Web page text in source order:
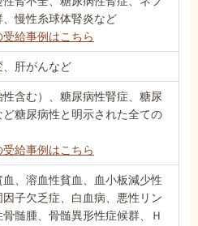
、慢性糸球体腎炎など
受給事例はこちら
、肝がんなど
含む）、糖尿病性腎症、糖尿
糖尿病性と明示された全ての
受給事例はこちら
、溶血性貧血、血小板減少性
子欠乏症、白血病、悪性リン
髄腫、骨髄異形性症候群、Ｈ